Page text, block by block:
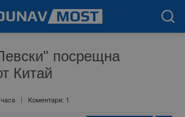
посрещна
Китай
Коментари: 1